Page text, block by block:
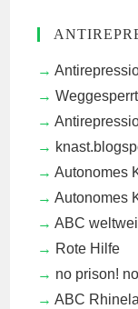
Autonomes
Autonomes
ABC
Rote Hilfe
no prison!
ABC